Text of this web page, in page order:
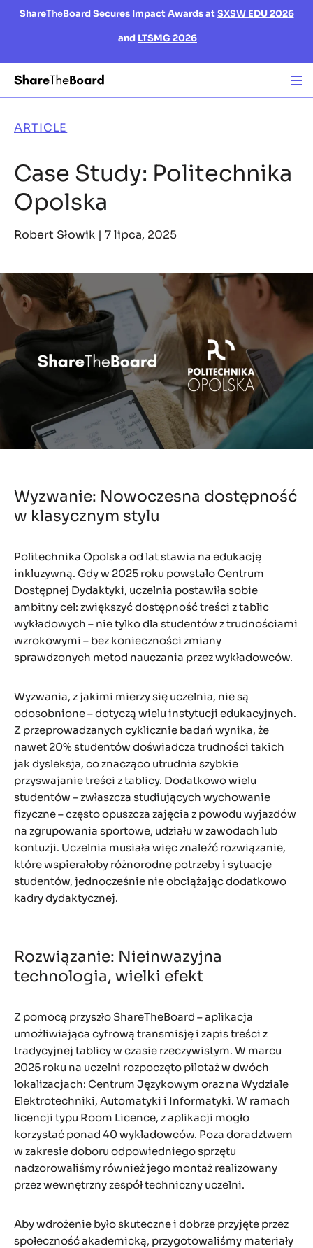
ShareTheBoard Secures Impact Awards atSXSW EDU 2026
and LTSMG 2026
ARTICLE
Case Study: Politechnika
Opolska
Robert Słowik | 7 lipca, 2025
Wyzwanie: Nowoczesna dostępność
w klasycznym stylu
Politechnika Opolska od lat stawia na edukację
inkluzywną. Gdy w 2025 roku powstało Centrum
Dostępnej Dydaktyki, uczelnia postawiła sobie
ambitny cel: zwiększyć dostępność treści z tablic
wykładowych – nie tylko dla studentów z trudnościami
wzrokowymi – bez konieczności zmiany
sprawdzonych metod nauczania przez wykładowców.
Wyzwania, z jakimi mierzy się uczelnia, nie są
odosobnione – dotyczą wielu instytucji edukacyjnych.
Z przeprowadzanych cyklicznie badań wynika, że
nawet 20% studentów doświadcza trudności takich
jak dysleksja, co znacząco utrudnia szybkie
przyswajanie treści z tablicy. Dodatkowo wielu
studentów – zwłaszcza studiujących wychowanie
fizyczne – często opuszcza zajęcia z powodu wyjazdów
na zgrupowania sportowe, udziału w zawodach lub
kontuzji. Uczelnia musiała więc znaleźć rozwiązanie,
które wspierałoby różnorodne potrzeby i sytuacje
studentów, jednocześnie nie obciążając dodatkowo
kadry dydaktycznej.
Rozwiązanie: Nieinwazyjna
technologia, wielki efekt
Z pomocą przyszło ShareTheBoard – aplikacja
umożliwiająca cyfrową transmisję i zapis treści z
tradycyjnej tablicy w czasie rzeczywistym. W marcu
2025 roku na uczelni rozpoczęto pilotaż w dwóch
lokalizacjach: Centrum Językowym oraz na Wydziale
Elektrotechniki, Automatyki i Informatyki. W ramach
licencji typu Room Licence, z aplikacji mogło
korzystać ponad 40 wykładowców. Poza doradztwem
w zakresie doboru odpowiedniego sprzętu
nadzorowaliśmy również jego montaż realizowany
przez wewnętrzny zespół techniczny uczelni.
Aby wdrożenie było skuteczne i dobrze przyjęte przez
społeczność akademicką, przygotowaliśmy materiały